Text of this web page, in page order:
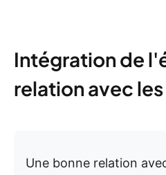
Intégration de
relation avec
Une bonne relation